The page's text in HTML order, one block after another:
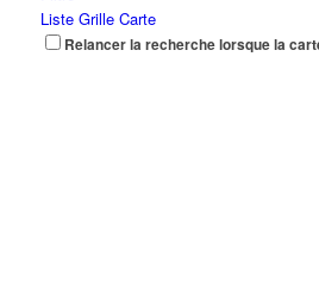
Liste Grille Carte
Relancer la recherche lorsque la